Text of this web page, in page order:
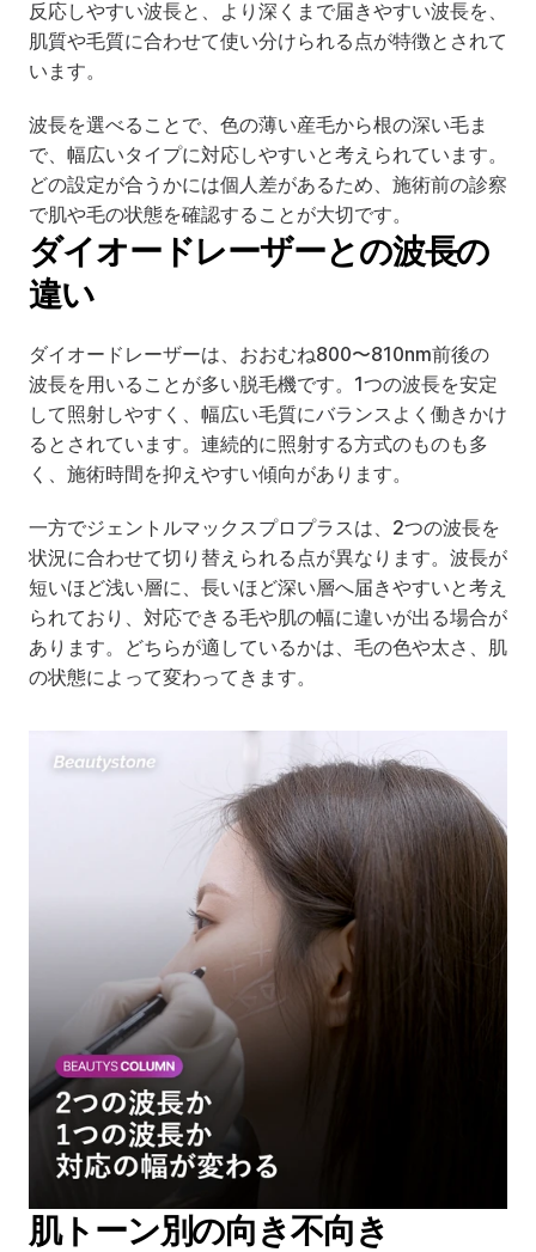
反応しやすい波長と、より深くまで届きやすい波長を、
肌質や毛質に合わせて使い分けられる点が特徴とされて
います。
波長を選べることで、色の薄い産毛から根の深い毛ま
で、幅広いタイプに対応しやすいと考えられています。
どの設定が合うかには個人差があるため、施術前の診察
で肌や毛の状態を確認することが大切です。
ダイオードレーザーとの波長の
違い
ダイオードレーザーは、おおむね800〜810nm前後の
波長を用いることが多い脱毛機です。1つの波長を安定
して照射しやすく、幅広い毛質にバランスよく働きかけ
るとされています。連続的に照射する方式のものも多
く、施術時間を抑えやすい傾向があります。
一方でジェントルマックスプロプラスは、2つの波長を
状況に合わせて切り替えられる点が異なります。波長が
短いほど浅い層に、長いほど深い層へ届きやすいと考え
られており、対応できる毛や肌の幅に違いが出る場合が
あります。どちらが適しているかは、毛の色や太さ、肌
の状態によって変わってきます。
肌トーン別の向き不向き